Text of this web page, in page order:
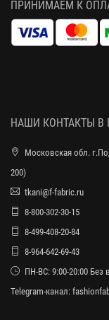
ПРИНИМАЕМ К
НАШИ КОНТАКТЫ В
Московская обл.
200)
tkani@f-fabric.ru
8-800-302-30-15
8-499-408-20-84
8-964-642-69-43
ПН-ВС: 9:00-20:00 Без
Telegram-канал: